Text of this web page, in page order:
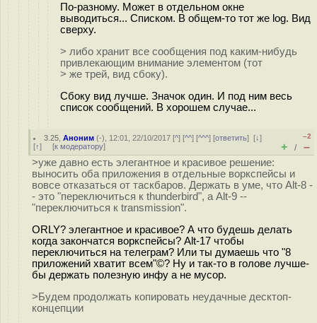
По-разному. Может в отдельном окне
выводиться... Списком. В общем-то тот же log. Вид
сверху.
> либо хранит все сообщения под каким-нибудь
привлекающим внимание элементом (тот
> же трей, вид сбоку).
Сбоку вид лучше. Значок один. И под ним весь
список сообщений. В хорошем случае...
3.25 ,Аноним (-), 12:01, 22/10/2017 [^] [^^] [^^^] [ответить][↓]
[↑] [к модератору]
–2
+ / –
>уже давно есть элегантное и красивое решение:
выносить оба приложения в отдельные воркспейсы и
вовсе отказаться от таскбаров. Держать в уме, что Alt-8 -
- это "переключиться к thunderbird", а Alt-9 --
"переключиться к transmission".
ORLY? элегантное и красивое? А что будешь делать
когда закончатся воркспейсы? Alt-17 чтобы
переключиться на телеграм? Или ты думаешь что "8
приложений хватит всем"©? Ну и так-то в голове лучше-
бы держать полезную инфу а не мусор.
>Будем продолжать копировать неудачные десктоп-
концепции